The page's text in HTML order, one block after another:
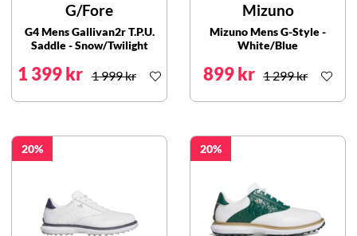
G/Fore
G4 Mens Gallivan2r T.P.U.
Saddle - Snow/Twilight
1 399 kr 1 999 kr
Mizuno
Mizuno Mens G-Style -
White/Blue
899 kr 1 299 kr
20 20